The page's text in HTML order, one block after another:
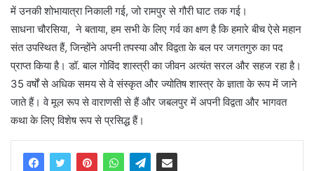
में उनकी शोभायात्रा निकाली गई, जो रामपुर से गौरी घाट तक गई।
साधना चौरसिया, ने बताया, हम सभी के लिए गर्व का क्षण है कि हमारे बीच ऐसे महान
संत उपस्थित हैं, जिन्होंने अपनी तपस्या और विद्वता के बल पर जगतगुरु का पद
प्राप्त किया है। डॉ. बाल गोविंद शास्त्री का जीवन अत्यंत सरल और सहज रहा है।
35 वर्षों से अधिक समय से वे संस्कृत और ज्योतिष शास्त्र के ज्ञाता के रूप में जाने
जाते हैं। वे मूल रूप से वाराणसी से हैं और जबलपुर में अपनी विद्वता और भागवत
कथा के लिए विशेष रूप से प्रसिद्ध हैं।